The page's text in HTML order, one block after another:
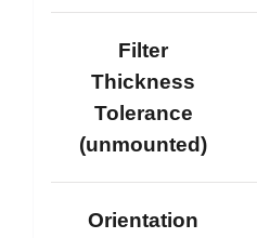
Filter
Thickness
Tolerance
(unmounted)
Orientation